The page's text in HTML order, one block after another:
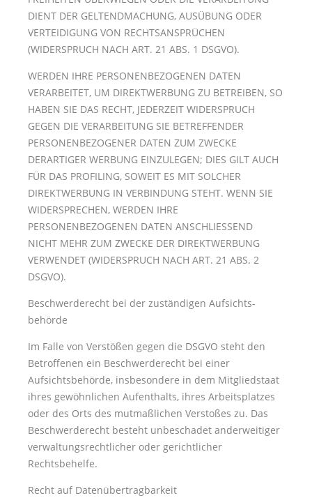
DIENT DER GELTENDMACHUNG, AUSÜBUNG ODER
VERTEIDIGUNG VON RECHTSANSPRÜCHEN
(WIDERSPRUCH NACH ART. 21 ABS. 1 DSGVO).
WERDEN IHRE PERSONENBEZOGENEN DATEN
VERARBEITET, UM DIREKTWERBUNG ZU BETREIBEN, SO
HABEN SIE DAS RECHT, JEDERZEIT WIDERSPRUCH
GEGEN DIE VERARBEITUNG SIE BETREFFENDER
PERSONENBEZOGENER DATEN ZUM ZWECKE
DERARTIGER WERBUNG EINZULEGEN; DIES GILT AUCH
FÜR DAS PROFILING, SOWEIT ES MIT SOLCHER
DIREKTWERBUNG IN VERBINDUNG STEHT. WENN SIE
WIDERSPRECHEN, WERDEN IHRE
PERSONENBEZOGENEN DATEN ANSCHLIESSEND
NICHT MEHR ZUM ZWECKE DER DIREKTWERBUNG
VERWENDET (WIDERSPRUCH NACH ART. 21 ABS. 2
DSGVO).
Beschwerde­recht bei der zuständigen Aufsichts­
behörde
Im Falle von Verstößen gegen die DSGVO steht den
Betroffenen ein Beschwerderecht bei einer
Aufsichtsbehörde, insbesondere in dem Mitgliedstaat
ihres gewöhnlichen Aufenthalts, ihres Arbeitsplatzes
oder des Orts des mutmaßlichen Verstoßes zu. Das
Beschwerderecht besteht unbeschadet anderweitiger
verwaltungsrechtlicher oder gerichtlicher
Rechtsbehelfe.
Recht auf Daten­übertrag­barkeit